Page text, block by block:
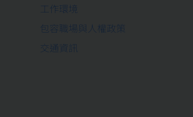
工作環境
包容職場與人權政策
交通資訊